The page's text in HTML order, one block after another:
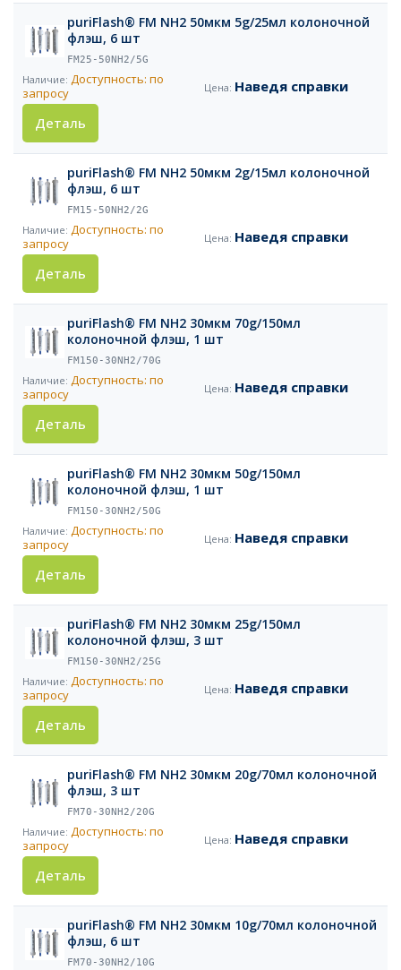
puriFlash® FM NH2 50мкм 5g/25мл колоночной
флэш, 6 шт
FM25-50NH2/5G
Доступность: по
запросу
Наведя справки
Деталь
puriFlash® FM NH2 50мкм 2g/15мл колоночной
флэш, 6 шт
FM15-50NH2/2G
Доступность: по
запросу
Наведя справки
Деталь
puriFlash® FM NH2 30мкм 70g/150мл
колоночной флэш, 1 шт
FM150-30NH2/70G
Доступность: по
запросу
Наведя справки
Деталь
puriFlash® FM NH2 30мкм 50g/150мл
колоночной флэш, 1 шт
FM150-30NH2/50G
Доступность: по
запросу
Наведя справки
Деталь
puriFlash® FM NH2 30мкм 25g/150мл
колоночной флэш, 3 шт
FM150-30NH2/25G
Доступность: по
запросу
Наведя справки
Деталь
puriFlash® FM NH2 30мкм 20g/70мл колоночной
флэш, 3 шт
FM70-30NH2/20G
Доступность: по
запросу
Наведя справки
Деталь
puriFlash® FM NH2 30мкм 10g/70мл колоночной
флэш, 6 шт
FM70-30NH2/10G